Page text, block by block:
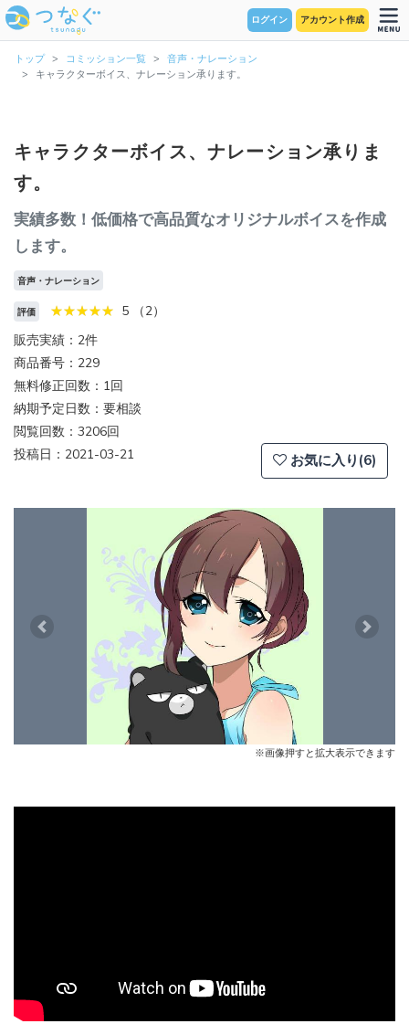
ログイン アカウント作成
トップ コミッション一覧
音声・ナレーション
キャラクターボイス、ナレーション承ります。
キャラクターボイス、ナレーション承りま
す。
実績多数！低価格で高品質なオリジナルボイスを作成
します。
音声・ナレーション
評価
5 （2）
販売実績：2件
商品番号：229
無料修正回数：1回
納期予定日数：要相談
閲覧回数：3206回
投稿日：2021-03-21
お気に入り(6)
Previous Next
※画像押すと拡大表示できます